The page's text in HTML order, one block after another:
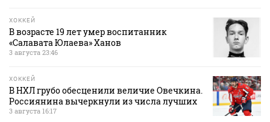
ХОККЕЙ
В возрасте 19 лет умер воспитанник
«Салавата Юлаева» Ханов
3 августа 23:46
ХОККЕЙ
В НХЛ грубо обесценили величие Овечкина.
Россиянина вычеркнули из числа лучших
3 августа 16:17